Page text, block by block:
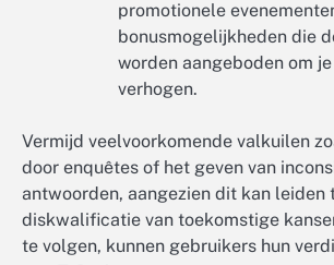
promotionele
bonusmogelijkheden die
worden aangeboden om
verhogen.
Vermijd veelvoorkomende valkuilen
door enquêtes of het geven van
antwoorden, aangezien dit kan leiden
diskwalificatie van toekomstige
te volgen, kunnen gebruikers hun